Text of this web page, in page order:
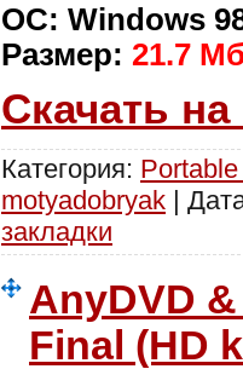
OC: Windows
Размер: 21.7
Скачать
Категория:
motyadobryak |
закладки
AnyDVD
Final (HD